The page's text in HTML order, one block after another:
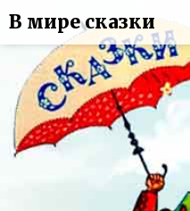
В мире сказки